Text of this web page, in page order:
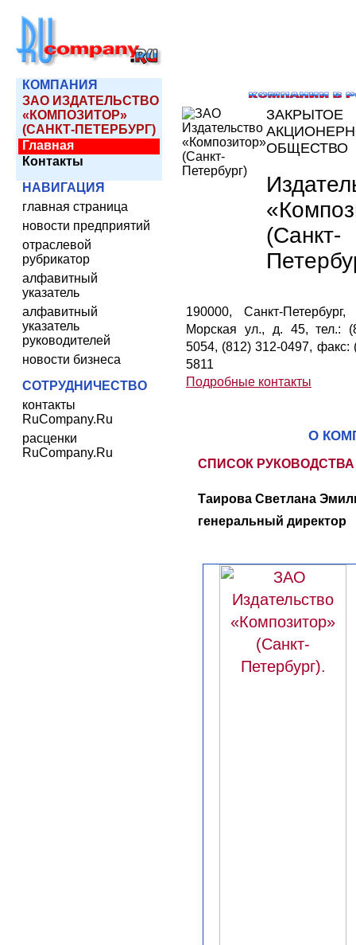
КОМПАНИЯ
ЗАО ИЗДАТЕЛЬСТВО
«КОМПОЗИТОР»
(САНКТ-ПЕТЕРБУРГ)
Главная
Контакты
НАВИГАЦИЯ
главная страница
новости предприятий
отраслевой
рубрикатор
алфавитный
указатель
алфавитный
указатель
руководителей
новости бизнеса
СОТРУДНИЧЕСТВО
контакты
RuCompany.Ru
расценки
RuCompany.Ru
ЗАКРЫТОЕ
ОБЩЕСТВО
(Санкт-
190000, Санкт-
Морская ул., д. 45, тел.:
5054, (812) 312-0497, факс:
5811
Подробные контакты
О
СПИСОК РУКОВОДСТВА
Таирова Светлана
генеральный директор